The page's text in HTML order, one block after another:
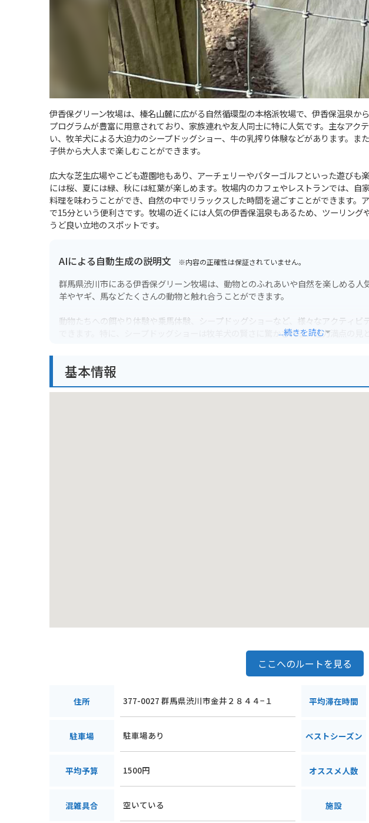
伊香保グリーン牧場は、榛名山麓に広がる自然循環型の本格派牧場で、伊香保温泉か
プログラムが豊富に用意されており、家族連れや友人同士に特に人気です。主なアク
い、牧羊犬による大迫力のシープドッグショー、牛の乳搾り体験などがあります。ま
子供から大人まで楽しむことができます。
広大な芝生広場やこども遊園地もあり、アーチェリーやパターゴルフといった遊びも
には桜、夏には緑、秋には紅葉が楽しめます。牧場内のカフェやレストランでは、
料理を味わうことができ、自然の中でリラックスした時間を過ごすことができます。
で15分という便利さです。牧場の近くには人気の伊香保温泉もあるため、ツーリング
うど良い立地のスポットです。
AIによる自動生成の説明文 ※内容の正確性は保証されていません。
群馬県渋川市にある伊香保グリーン牧場は、動物とのふれあいや自然を楽しめる人
羊やヤギ、馬などたくさんの動物と触れ合うことができます。
動物たちへの餌やり体験や乗馬体験、シープドッグショーなど、様々なアクティ
できます。特に、シープドッグショーは牧羊犬の賢さに驚かされる、迫力満点の見
グの目的地としてもおすすめです。
...続きを読む
基本情報
ここへのルートを見る
住所 377-0027 群馬県渋川市金井２８４４−１ 平均滞在時間
駐車場 駐車場あり ベストシーズン
平均予算 1500円 オススメ人数
混雑具合 空いている 施設